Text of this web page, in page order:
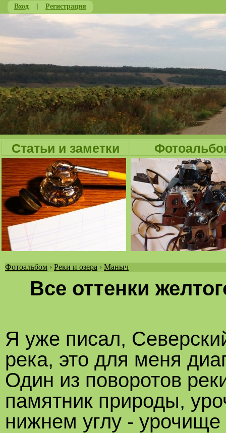
Вход | Регистрация
Статьи и заметки
здесь
Фотоальбом › Реки и озера › Маныч
Все оттенки
Я уже писал,
река, это для меня
Один из поворотов
памятник природы,
нижнем углу -